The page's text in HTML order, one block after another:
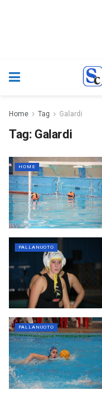
Home Tag Galardi
Tag: Galardi
HOME
PALLANUOTO
PALLANUOTO